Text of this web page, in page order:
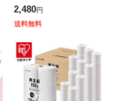
い 2倍巻き 8ロール×4
個パック 32ロール 1.5
倍巻き 芯あり 長持ち
トイ
2,480円
送料無料